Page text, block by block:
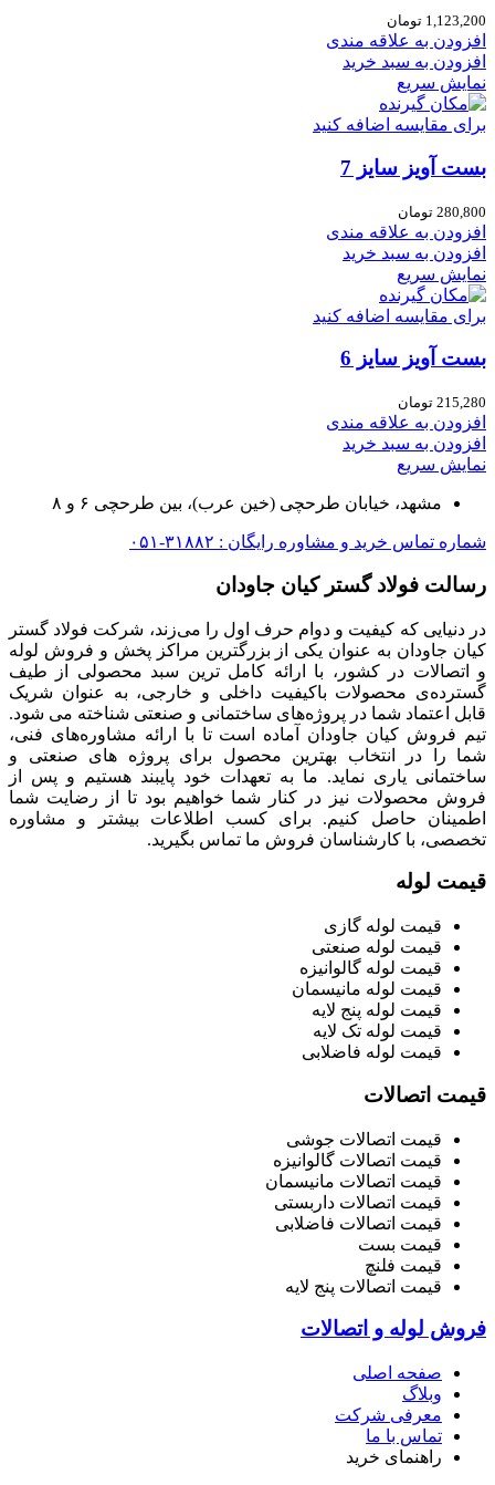
1,123,200 تومان
افزودن به علاقه مندی
افزودن به سبد خرید
نمایش سریع
برای مقایسه اضافه کنید
بست آویز سایز 7
280,800 تومان
افزودن به علاقه مندی
افزودن به سبد خرید
نمایش سریع
برای مقایسه اضافه کنید
بست آویز سایز 6
215,280 تومان
افزودن به علاقه مندی
افزودن به سبد خرید
نمایش سریع
مشهد، خیابان طرحچی (خین عرب)، بین طرحچی ۶ و ۸
شماره تماس خرید و مشاوره رایگان : ۳۱۸۸۲-۰۵۱
رسالت فولاد گستر کیان جاودان
در دنیایی که کیفیت و دوام حرف اول را می‌زند، شرکت فولاد گستر
کیان جاودان به عنوان یکی از بزرگترین مراکز پخش و فروش لوله
و اتصالات در کشور، با ارائه کامل ترین سبد محصولی از طیف
گسترده‌‌ی محصولات باکیفیت داخلی و خارجی، به عنوان شریک
قابل اعتماد شما در پروژه‌های ساختمانی و صنعتی شناخته می شود.
تیم فروش کیان جاودان آماده است تا با ارائه مشاوره‌های فنی،
شما را در انتخاب بهترین محصول برای پروژه های صنعتی و
ساختمانی یاری نماید. ما به تعهدات خود پایبند هستیم و پس از
فروش محصولات نیز در کنار شما خواهیم بود تا از رضایت شما
اطمینان حاصل کنیم. برای کسب اطلاعات بیشتر و مشاوره
تخصصی، با کارشناسان فروش ما تماس بگیرید.
قیمت لوله
قیمت لوله گازی
قیمت لوله صنعتی
قیمت لوله گالوانیزه
قیمت لوله مانیسمان
قیمت لوله پنج لایه
قیمت لوله تک لایه
قیمت لوله فاضلابی
قیمت اتصالات
قیمت اتصالات جوشی
قیمت اتصالات گالوانیزه
قیمت اتصالات مانیسمان
قیمت اتصالات داربستی
قیمت اتصالات فاضلابی
قیمت بست
قیمت فلنچ
قیمت اتصالات پنج لایه
فروش لوله و اتصالات
صفحه اصلی
وبلاگ
معرفی شرکت
تماس با ما
راهنمای خرید